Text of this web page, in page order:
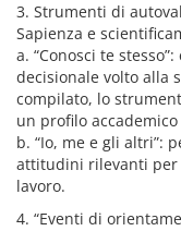
3. Strumenti di
Sapienza e
a. “Conosci te
decisionale volto alla
compilato, lo
un profilo
b. “Io, me e gli altri”:
attitudini rilevanti per
lavoro.
4. “Eventi di